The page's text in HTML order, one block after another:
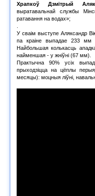
Храпкоў Дзмітрый
выратавальнай службы
ратавання на водах»;
У сваім выступе Аляксандр
па краіне выпадае 233 мм
Найбольшая колькасць
найменшая - у жніўні (67 мм).
Практычна 90% усіх
прыходзіцца на цёплы
месяцы): моцныя ліўні,